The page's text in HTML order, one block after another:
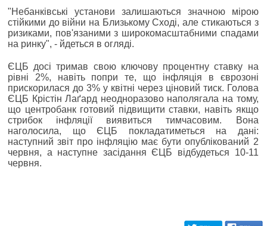
"Небанківські установи залишаються значною мірою
стійкими до війни на Близькому Сході, але стикаються з
ризиками, пов'язаними з широкомасштабними спадами
на ринку", - йдеться в огляді.
ЄЦБ досі тримав свою ключову процентну ставку на
рівні 2%, навіть попри те, що інфляція в єврозоні
прискорилася до 3% у квітні через ціновий тиск. Голова
ЄЦБ Крістін Лаґард неодноразово наполягала на тому,
що центробанк готовий підвищити ставки, навіть якщо
стрибок інфляції виявиться тимчасовим. Вона
наголосила, що ЄЦБ покладатиметься на дані:
наступний звіт про інфляцію має бути опублікований 2
червня, а наступне засідання ЄЦБ відбудеться 10-11
червня.